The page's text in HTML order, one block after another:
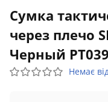
Сумка
через плечо
Черный
Немає